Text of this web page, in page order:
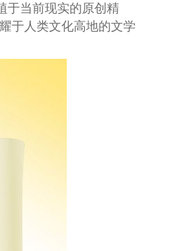
于当前现实的原创精
于人类文化高地的文学